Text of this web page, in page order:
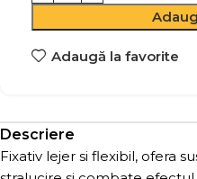
Adaugă la favorite
Descriere
Fixativ lejer si flexibil, ofera